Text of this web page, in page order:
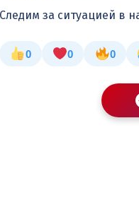
Следим за ситуацией в
0 0 0